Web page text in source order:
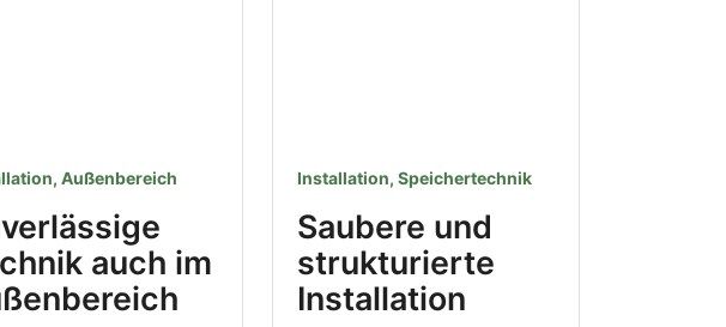
Außenbereich
auch im
Installation, Speichertechnik
Saubere und
strukturierte
Installation